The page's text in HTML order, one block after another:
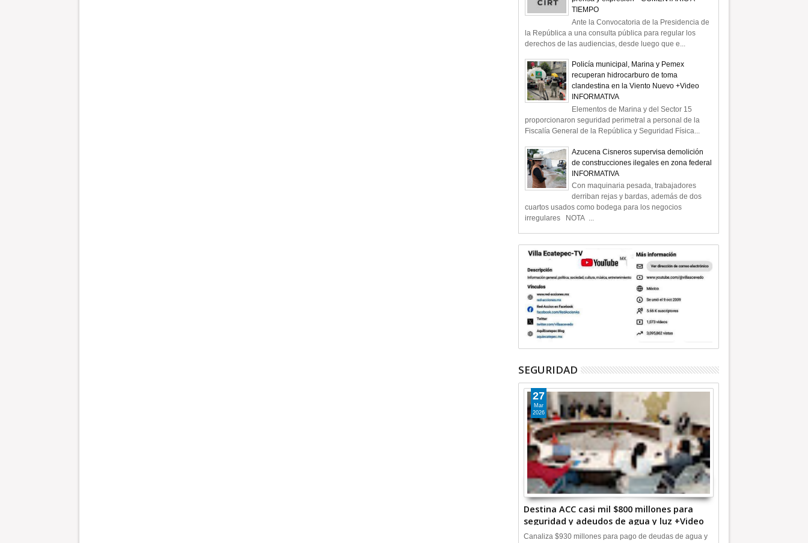
TIEMPO
Ante la Convocatoria de la Presidencia de
la República a una consulta pública para regular los
derechos de las audiencias, desde luego que e...
Policía municipal, Marina y Pemex
recuperan hidrocarburo de toma
clandestina en la Viento Nuevo +Video
INFORMATIVA
Elementos de Marina y del Sector 15
proporcionaron seguridad perimetral a personal de la
Fiscalía General de la República y Seguridad Física...
Azucena Cisneros supervisa demolición
de construcciones ilegales en zona federal
INFORMATIVA
Con maquinaria pesada, trabajadores
derriban rejas y bardas, además de dos
cuartos usados como bodega para los negocios
irregulares NOTA ...
SEGURIDAD
Destina ACC casi mil $800 millones para
seguridad y adeudos de agua y luz +Video
27
Mar
2026
Canaliza $930 millones para pago de deudas de agua y